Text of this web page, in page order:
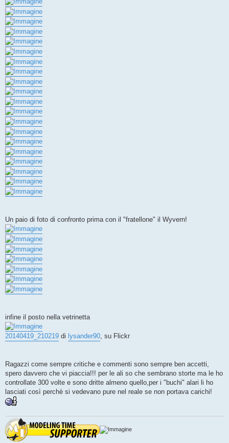
Un paio di foto di confronto prima con il "fratellone" il Wyvern!
infine il posto nella vetrinetta
20140419_210219 di lysander90, su Flickr
Ragazzi come sempre critiche e commenti sono sempre ben accetti,
spero davvero che vi piaccia!!! per le ali so che sembrano storte ma le ho
controllate 300 volte e sono dritte almeno quello,per i "buchi" alari li ho
lasciati così perchè si vedevano pure nel reale se non portava carichi!